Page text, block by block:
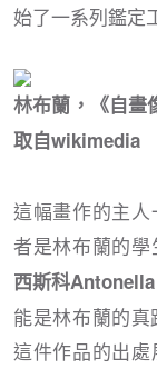
始了一系列鑑定
林布蘭，《自畫
取自wikimedia
這幅畫作的主
者是林布蘭的
西斯科
能是林布蘭的
這件作品的出